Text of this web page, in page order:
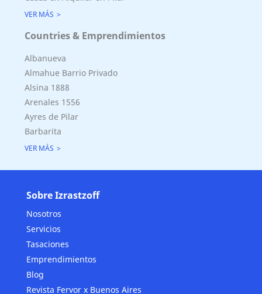
VER MÁS
Countries & Emprendimientos
Albanueva
Almahue Barrio Privado
Alsina 1888
Arenales 1556
Ayres de Pilar
Barbarita
VER MÁS
Sobre Izrastzoff
Nosotros
Servicios
Tasaciones
Emprendimientos
Blog
Revista Fervor x Buenos Aires